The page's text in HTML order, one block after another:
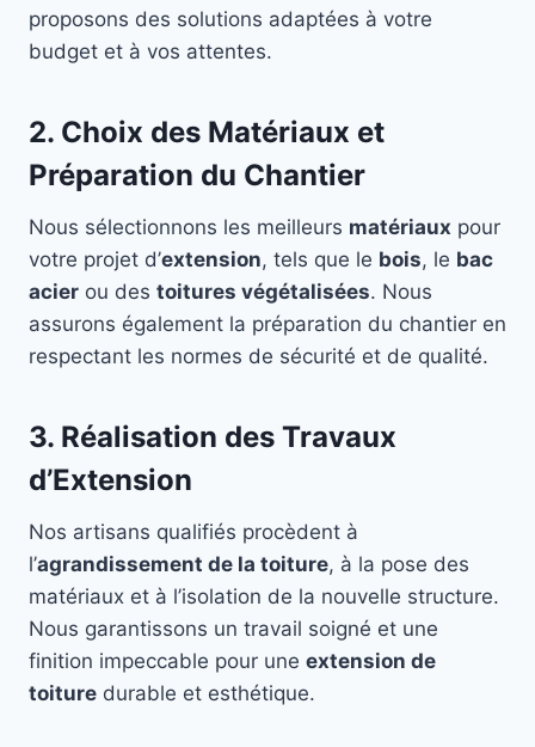
proposons des solutions adaptées à votre
budget et à vos attentes.
2. Choix des Matériaux et
Préparation du Chantier
Nous sélectionnons les meilleurs matériaux pour
votre projet d’extension, tels que le bois, le bac
acier ou des toitures végétalisées. Nous
assurons également la préparation du chantier en
respectant les normes de sécurité et de qualité.
3. Réalisation des Travaux
d’Extension
Nos artisans qualifiés procèdent à
l’agrandissement de la toiture, à la pose des
matériaux et à l’isolation de la nouvelle structure.
Nous garantissons un travail soigné et une
finition impeccable pour une extension de
toiture durable et esthétique.